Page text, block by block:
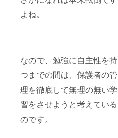
よね。
なので、勉強に自主性を持
つまでの間は、保護者の管
理を徹底して無理の無い学
習をさせようと考えている
のです。